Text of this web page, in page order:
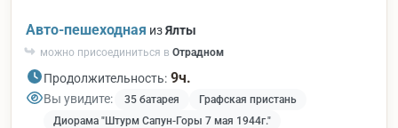
Авто-пешеходная изЯлты
можно присоединиться в Отрадном
Продолжительность: 9ч.
Вы увидите: 35 батарея
Графская пристань
Диорама "Штурм Сапун-Горы 7 мая 1944г."